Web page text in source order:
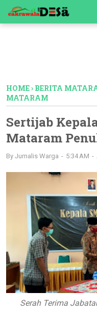
HOME› BERITA
MATARAM
Sertijab
Mataram
By Jurnalis Warga 5:34 AM
Serah Terima